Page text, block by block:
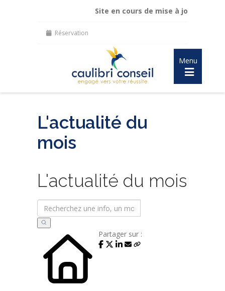
Site en cours de mise à jour : maintien de
Réservation
Menu
L'actualité du
mois
L'actualité du mois
Partager sur :